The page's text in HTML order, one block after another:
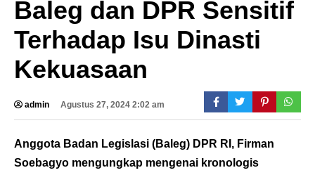
Baleg dan DPR Sensitif
Terhadap Isu Dinasti
Kekuasaan
admin Agustus 27, 2024 2:02 am
Anggota Badan Legislasi (Baleg) DPR RI, Firman
Soebagyo mengungkap mengenai kronologis